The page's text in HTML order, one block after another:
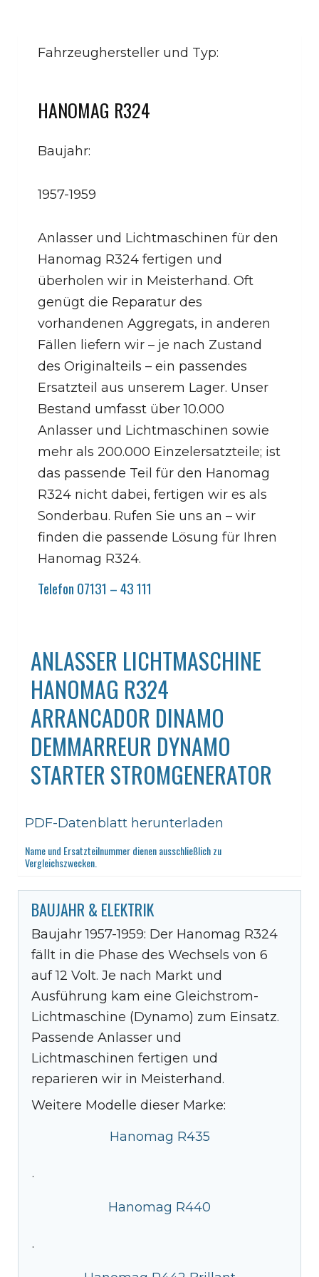
Fahrzeughersteller und Typ:
HANOMAG R324
Baujahr:
1957-1959
Anlasser und Lichtmaschinen für den
Hanomag R324 fertigen und
überholen wir in Meisterhand. Oft
genügt die Reparatur des
vorhandenen Aggregats, in anderen
Fällen liefern wir – je nach Zustand
des Originalteils – ein passendes
Ersatzteil aus unserem Lager. Unser
Bestand umfasst über 10.000
Anlasser und Lichtmaschinen sowie
mehr als 200.000 Einzelersatzteile; ist
das passende Teil für den Hanomag
R324 nicht dabei, fertigen wir es als
Sonderbau. Rufen Sie uns an – wir
finden die passende Lösung für Ihren
Hanomag R324.
Telefon 07131 – 43 111
ANLASSER LICHTMASCHINE
HANOMAG R324
ARRANCADOR DINAMO
DEMMARREUR DYNAMO
STARTER STROMGENERATOR
PDF-Datenblatt herunterladen
Name und Ersatzteilnummer dienen ausschließlich zu
Vergleichszwecken.
BAUJAHR & ELEKTRIK
Baujahr 1957-1959: Der Hanomag R324
fällt in die Phase des Wechsels von 6
auf 12 Volt. Je nach Markt und
Ausführung kam eine Gleichstrom-
Lichtmaschine (Dynamo) zum Einsatz.
Passende Anlasser und
Lichtmaschinen fertigen und
reparieren wir in Meisterhand.
Weitere Modelle dieser Marke:
Hanomag R435
·
Hanomag R440
·